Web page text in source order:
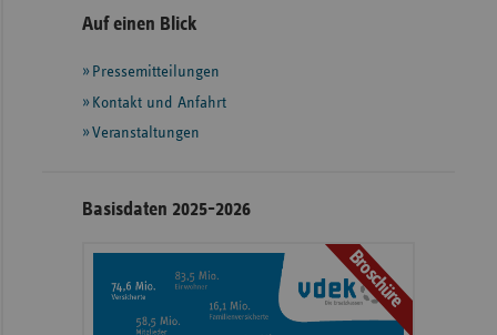
Seitennavigation
Seitenleiste
weiteren
Informationen
Auf einen Blick
Pressemitteilungen
Kontakt und Anfahrt
Veranstaltungen
Basisdaten 2025-2026
Broschüre